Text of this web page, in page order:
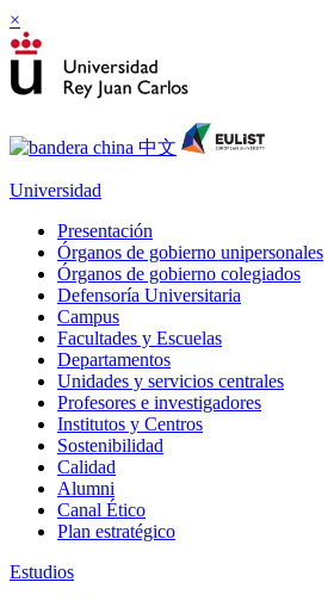
×
Universidad
Presentación
Órganos de gobierno unipersonales
Órganos de gobierno colegiados
Defensoría Universitaria
Campus
Facultades y Escuelas
Departamentos
Unidades y servicios centrales
Profesores e investigadores
Institutos y Centros
Sostenibilidad
Calidad
Alumni
Canal Ético
Plan estratégico
Estudios